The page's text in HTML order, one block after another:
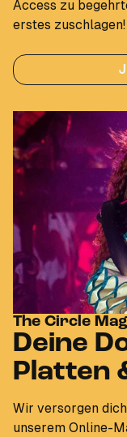
Access zu
erstes zuschlagen!
The Circle Mag
Deine
Platten
Wir versorgen
unserem Online-